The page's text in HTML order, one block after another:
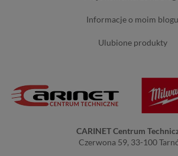
informacje o moim blogu
ulubione produkty
CARINET Centrum
Czerwona 59, 33-100